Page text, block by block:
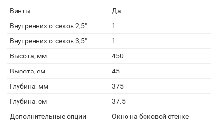
Винты
Да
Внутренних отсеков 2,5"
1
Внутренних отсеков 3,5"
1
Высота, мм
450
Высота, см
45
Глубина, мм
375
Глубина, см
37.5
Дополнительные опции
Окно на боковой стенке